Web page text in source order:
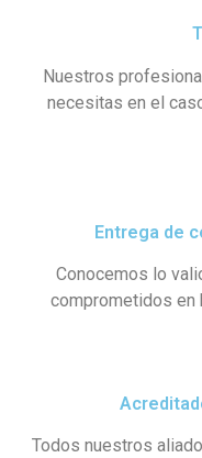
Nuestros
necesitas en el
Entrega de
Conocemos lo
comprometidos en
Todos nuestros